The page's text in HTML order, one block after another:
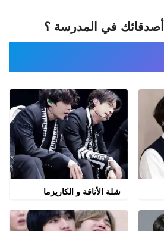
في المدرسة ؟
شلة الأناقة و الكاريزما